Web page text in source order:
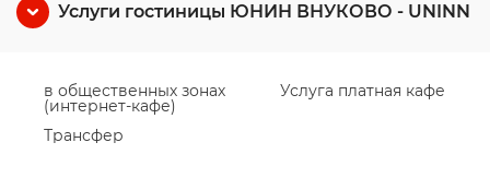
Услуги гостиницы ЮНИН ВНУКОВО - UNINN
в общественных зонах
(интернет-кафе)
Трансфер
Услуга платная кафе